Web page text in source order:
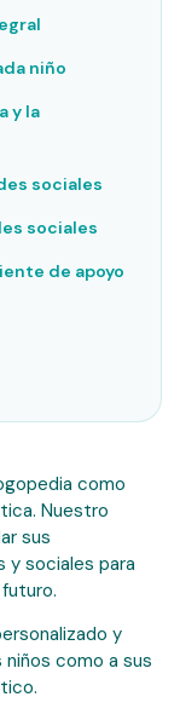
niño
y la
sociales
sociales
de apoyo
como
Nuestro
sus
y sociales para
y
como a sus